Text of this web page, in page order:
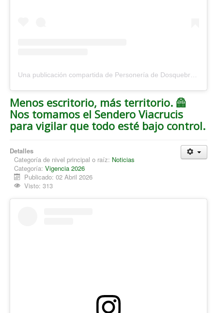
Una publicación compartida de Personería de Dosquebradas (@personeriadosquebradas)
Menos escritorio, más territorio. 🦺
Nos tomamos el Sendero Viacrucis
para vigilar que todo esté bajo control.
Detalles
Categoría de nivel principal o raíz: Noticias
Categoría: Vigencia 2026
Publicado: 02 Abril 2026
Visto: 313